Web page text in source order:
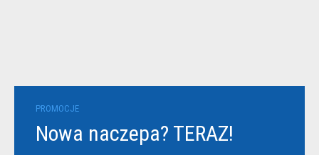
PROMOCJE
Nowa naczepa? TERAZ!